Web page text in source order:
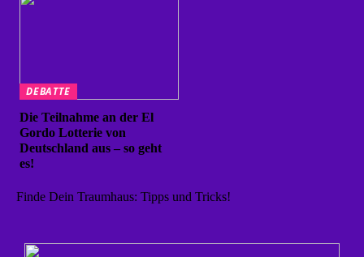
DEBATTE
Die Teilnahme an der El
Gordo Lotterie von
Deutschland aus – so geht
es!
Finde Dein Traumhaus: Tipps und Tricks!